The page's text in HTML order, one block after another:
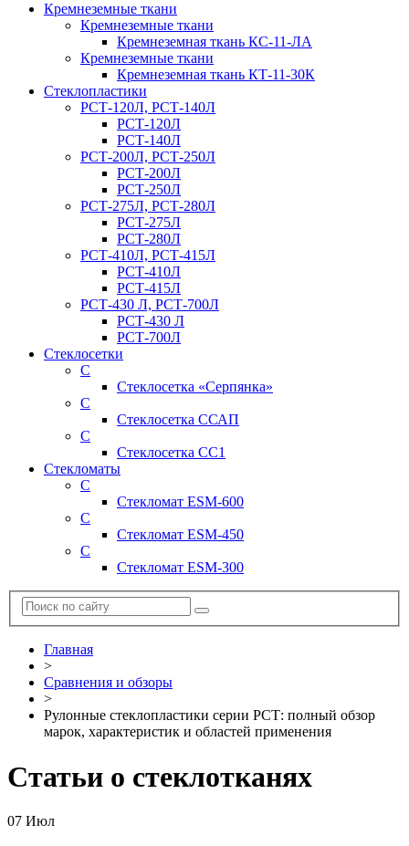
Кремнеземные ткани
Кремнеземные ткани
Кремнеземная ткань КС-11-ЛА
Кремнеземные ткани
Кремнеземная ткань КТ-11-30К
Стеклопластики
РСТ-120Л, РСТ-140Л
РСТ-120Л
РСТ-140Л
РСТ-200Л, РСТ-250Л
РСТ-200Л
РСТ-250Л
РСТ-275Л, РСТ-280Л
РСТ-275Л
РСТ-280Л
РСТ-410Л, РСТ-415Л
РСТ-410Л
РСТ-415Л
РСТ-430 Л, РСТ-700Л
РСТ-430 Л
РСТ-700Л
Стеклосетки
С
Стеклосетка «Серпянка»
С
Стеклосетка ССАП
С
Стеклосетка СС1
Стекломаты
С
Стекломат ESM-600
С
Стекломат ESM-450
С
Стекломат ESM-300
Главная
>
Сравнения и обзоры
>
Рулонные стеклопластики серии РСТ: полный обзор
марок, характеристик и областей применения
Статьи о стеклотканях
07 Июл